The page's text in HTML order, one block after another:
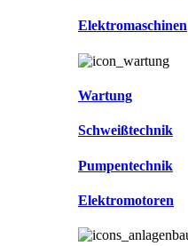
Elektromaschinen
Wartung
Schweißtechnik
Pumpentechnik
Elektromotoren